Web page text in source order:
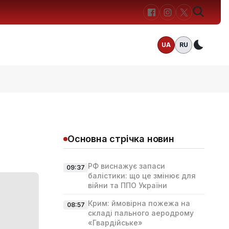
UA RU
Основна стрічка новин
09:37 РФ виснажує запаси
балістики: що це змінює для
війни та ППО України
08:57 Крим: ймовірна пожежа на
складі пального аеродрому
«Гвардійське»